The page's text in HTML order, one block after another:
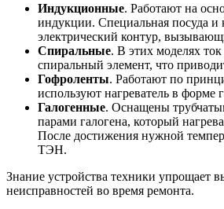
Индукционные. Работают на
индукции. Специальная посуда и
электрический контур,
Спиральные. В этих моделях ток
спиральный элемент, что
Гофроленты. Работают по
используют нагреватель в форме
Галогенные. Оснащены
парами галогена, который
После достижения нужной
ТЭН.
Знание устройства техники упрощает
неисправностей во время ремонта.